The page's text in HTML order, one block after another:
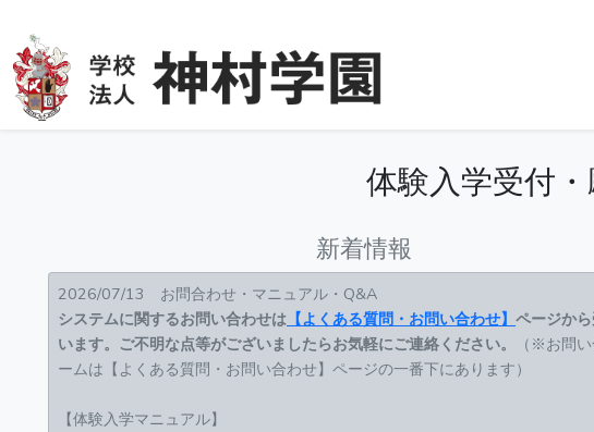
体験入学受付
新着情報
2026/07/13 お問合わせ・マニュアル・Q&A
システムに関するお問い合わせは 【よくある質問・お問い合わせ】 ページか
います。ご不明な点等がございましたらお気軽にご連絡ください。
（※お問
ームは【よくある質問・お問い合わせ】ページの一番下にあります）
【体験入学マニュアル】